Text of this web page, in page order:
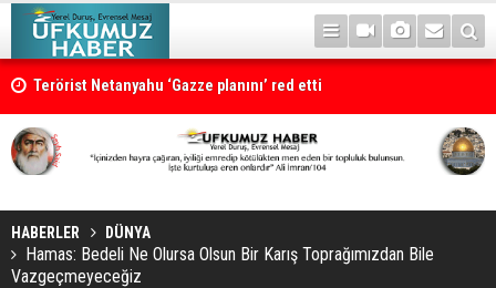
Terörist Netanyahu ‘Gazze planını’ red etti
HABERLER DÜNYA
Hamas: Bedeli Ne Olursa Olsun Bir Karış Toprağımızdan Bile
Vazgeçmeyeceğiz